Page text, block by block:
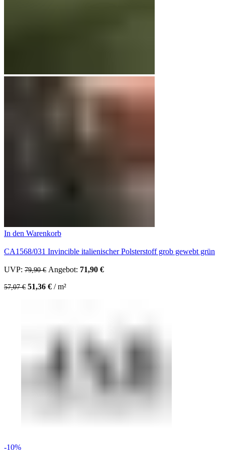
In den Warenkorb
CA1568/031 Invincible italienischer Polsterstoff grob gewebt grün
UVP: 79,90€ Ursprünglicher Preis war: 79,90 €
Angebot: 71,90 €
57,07€ 51,36 € /m²
-10%